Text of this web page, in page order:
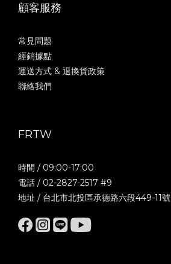
顧客服務
常見問題
經銷據點
運送方式 & 退換貨政策
聯絡我們
FRTW
時間 / 09:00-17:00
電話 / 02-2827-2517 #9
地址 / 台北市北投區承德路六段449-11號